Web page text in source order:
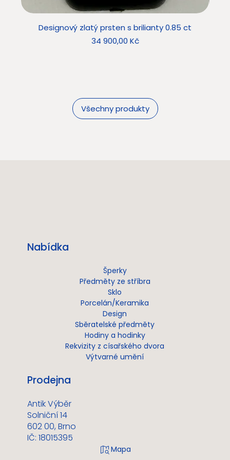
Všechny produkty
Designový zlatý prsten s brilianty 0.85 ct
Cena
34 900,00 Kč
Nabídka
Šperky
Předměty ze stříbra
Sklo
Porcelán/Keramika
Design
Sběratelské předměty
Hodiny a hodinky
Rekvizity z císařského dvora
Výtvarné umění
Prodejna
Antik Výběr
Solniční 14
602 00, Brno
IČ: 18015395